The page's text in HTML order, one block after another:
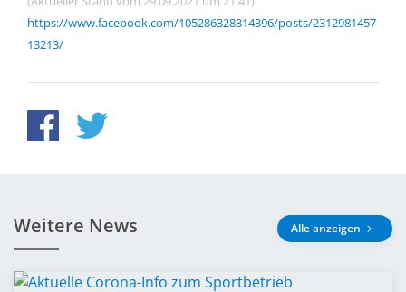
https://www.facebook.com/105286328314396/posts/2312981457
13213/
Weitere News Alle anzeigen